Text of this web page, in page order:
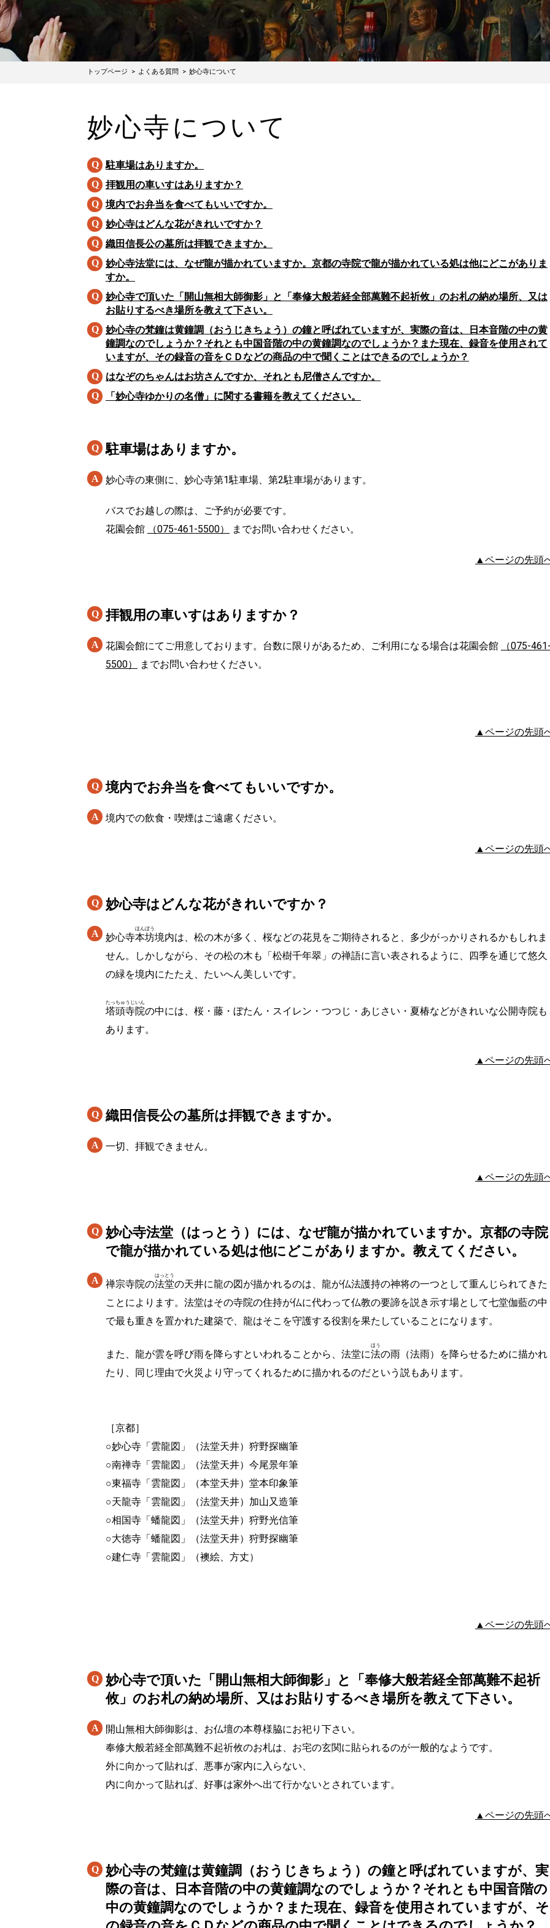
トップページ よくある質問 妙心寺について
妙心寺について
駐車場はありますか。
拝観用の車いすはありますか？
境内でお弁当を食べてもいいですか。
妙心寺はどんな花がきれいですか？
織田信長公の墓所は拝観できますか。
妙心寺法堂には、なぜ龍が描かれていますか。京都の寺院で龍が描かれている処は他にどこがありま
すか。
妙心寺で頂いた「開山無相大師御影」と「奉修大般若経全部萬難不起祈攸」のお札の納め場所、又は
お貼りするべき場所を教えて下さい。
妙心寺の梵鐘は黄鐘調（おうじきちょう）の鐘と呼ばれていますが、実際の音は、日本音階の中の黄
鐘調なのでしょうか？それとも中国音階の中の黄鐘調なのでしょうか？また現在、録音を使用されて
いますが、その録音の音をＣＤなどの商品の中で聞くことはできるのでしょうか？
はなぞのちゃんはお坊さんですか、それとも尼僧さんですか。
「妙心寺ゆかりの名僧」に関する書籍を教えてください。
駐車場はありますか。
妙心寺の東側に、妙心寺第1駐車場、第2駐車場があります。
バスでお越しの際は、ご予約が必要です。
花園会館
（075-461-5500） までお問い合わせください。
▲ページの先頭
拝観用の車いすはありますか？
花園会館にてご用意しております。台数に限りがあるため、ご利用になる場合は花園会館
（075-461-
5500）
までお問い合わせください。
▲ページの先頭
境内でお弁当を食べてもいいですか。
境内での飲食・喫煙はご遠慮ください。
▲ページの先頭
妙心寺はどんな花がきれいですか？
妙心寺本坊
ほんぼう
境内は、松の木が多く、桜などの花見をご期待されると、多少がっかりされるかもしれま
せん。しかしながら、その松の木も「松樹千年翠」の禅語に言い表されるように、四季を通じて悠久
の緑を境内にたたえ、たいへん美しいです。
塔頭寺院
たっちゅうじいん
の中には、桜・藤・ぼたん・スイレン・つつじ・あじさい・夏椿などがきれいな公開寺院も
あります。
▲ページの先頭
織田信長公の墓所は拝観できますか。
一切、拝観できません。
▲ページの先頭
妙心寺法堂（はっとう）には、なぜ龍が描かれていますか。京都の寺院
で龍が描かれている処は他にどこがありますか。教えてください。
禅宗寺院の法堂
はっとう
の天井に龍の図が描かれるのは、龍が仏法護持の神将の一つとして重んじられてきた
ことによります。法堂はその寺院の住持が仏に代わって仏教の要諦を説き示す場として七堂伽藍の中
で最も重きを置かれた建築で、龍はそこを守護する役割を果たしていることになります。
また、龍が雲を呼び雨を降らすといわれることから、法堂に法
ほう
の雨（法雨）を降らせるために描かれ
たり、同じ理由で火災より守ってくれるために描かれるのだという説もあります。
［京都］
○妙心寺「雲龍図」（法堂天井）狩野探幽筆
○南禅寺「雲龍図」（法堂天井）今尾景年筆
○東福寺「雲龍図」（本堂天井）堂本印象筆
○天龍寺「雲龍図」（法堂天井）加山又造筆
○相国寺「蟠龍図」（法堂天井）狩野光信筆
○大徳寺「蟠龍図」（法堂天井）狩野探幽筆
○建仁寺「雲龍図」（襖絵、方丈）
▲ページの先頭
妙心寺で頂いた「開山無相大師御影」と「奉修大般若経全部萬難不起祈
攸」のお札の納め場所、又はお貼りするべき場所を教えて下さい。
開山無相大師御影は、お仏壇の本尊様脇にお祀り下さい。
奉修大般若経全部萬難不起祈攸のお札は、お宅の玄関に貼られるのが一般的なようです。
外に向かって貼れば、悪事が家内に入らない、
内に向かって貼れば、好事は家外へ出て行かないとされています。
▲ページの先頭
妙心寺の梵鐘は黄鐘調（おうじきちょう）の鐘と呼ばれていますが、実
際の音は、日本音階の中の黄鐘調なのでしょうか？それとも中国音階の
中の黄鐘調なのでしょうか？また現在、録音を使用されていますが、そ